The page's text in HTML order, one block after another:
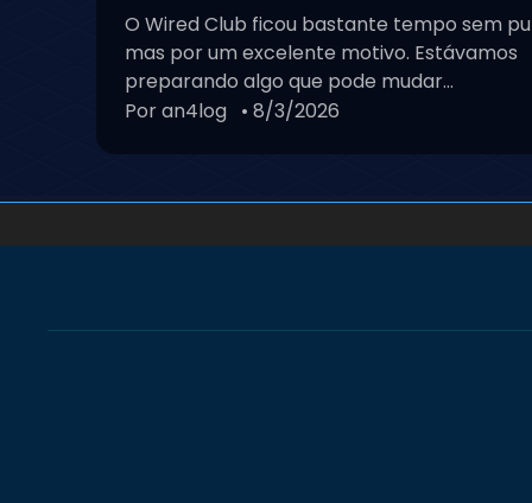
O Wired Club ficou bastante tempo sem
mas por um excelente motivo. Estávamos
preparando algo que pode mudar...
Por an4log • 8/3/2026